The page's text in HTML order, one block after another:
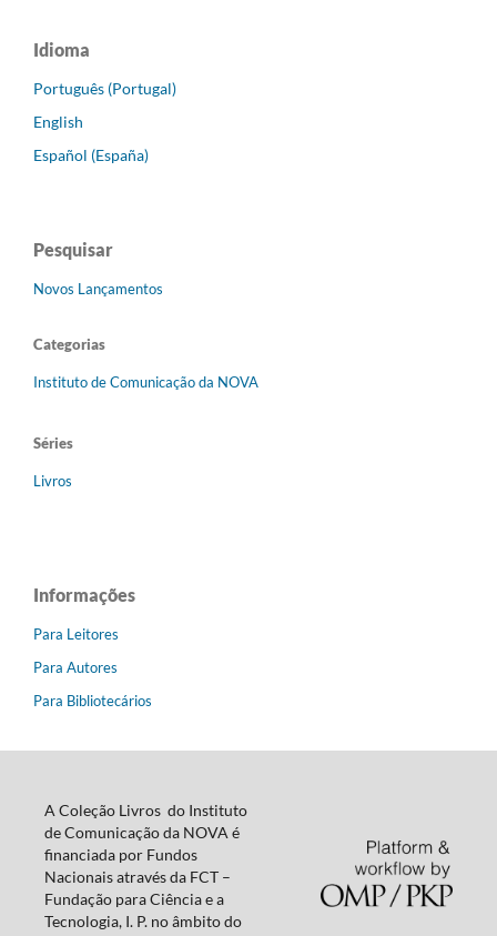
Idioma
Português (Portugal)
English
Español (España)
Pesquisar
Novos Lançamentos
Categorias
Instituto de Comunicação da NOVA
Séries
Livros
Informações
Para Leitores
Para Autores
Para Bibliotecários
A Coleção Livros do Instituto
de Comunicação da NOVA é
financiada por Fundos
Nacionais através da FCT –
Fundação para Ciência e a
Tecnologia, I. P. no âmbito do